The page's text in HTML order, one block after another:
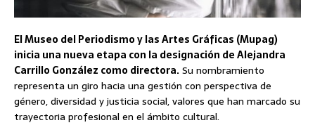
El Museo del Periodismo y las Artes Gráficas (Mupag)
inicia una nueva etapa con la designación de Alejandra
Carrillo González como directora.Su nombramiento
representa un giro hacia una gestión con perspectiva de
género, diversidad y justicia social, valores que han marcado su
trayectoria profesional en el ámbito cultural.